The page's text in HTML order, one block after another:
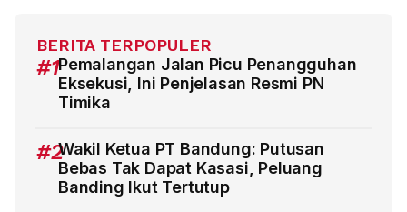
BERITA TERPOPULER
#1Pemalangan Jalan Picu Penangguhan
Eksekusi, Ini Penjelasan Resmi PN
Timika
#2Wakil Ketua PT Bandung: Putusan
Bebas Tak Dapat Kasasi, Peluang
Banding Ikut Tertutup